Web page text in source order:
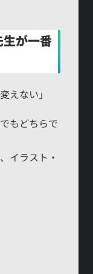
が一番
えない」
もどちらで
イラスト・